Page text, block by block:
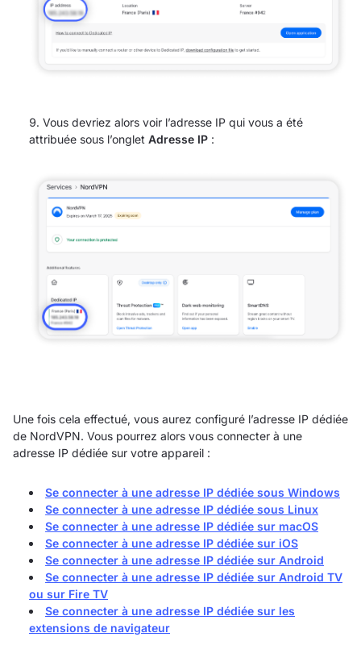
Vous devriez alors voir l’adresse IP qui vous a été
attribuée sous l’onglet Adresse IP :
Une fois cela effectué, vous aurez configuré l’adresse IP dédiée
de NordVPN. Vous pourrez alors vous connecter à une
adresse IP dédiée sur votre appareil :
Se connecter à une adresse IP dédiée sous Windows
Se connecter à une adresse IP dédiée sous Linux
Se connecter à une adresse IP dédiée sur macOS
Se connecter à une adresse IP dédiée sur iOS
Se connecter à une adresse IP dédiée sur Android
Se connecter à une adresse IP dédiée sur Android TV
ou sur Fire TV
Se connecter à une adresse IP dédiée sur les
extensions de navigateur